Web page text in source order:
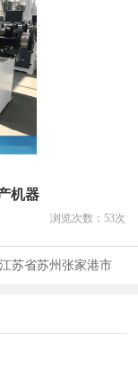
机器
浏览次数： 53次
江苏省苏州张家港市